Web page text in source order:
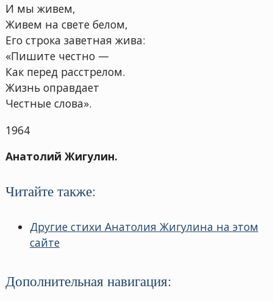
И мы живем,
Живем на свете белом,
Его строка заветная жива:
«Пишите честно —
Как перед расстрелом.
Жизнь оправдает
Честные слова».
1964
Анатолий Жигулин.
Читайте также:
Другие стихи Анатолия Жигулина на этом
сайте
Дополнительная навигация: